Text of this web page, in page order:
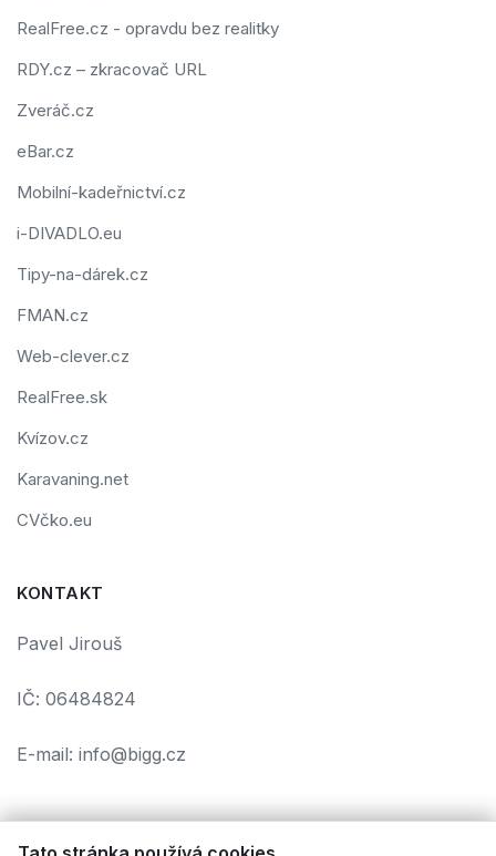
RealFree.cz - opravdu bez realitky
RDY.cz – zkracovač URL
Zveráč.cz
eBar.cz
Mobilní-kadeřnictví.cz
i-DIVADLO.eu
Tipy-na-dárek.cz
FMAN.cz
Web-clever.cz
RealFree.sk
Kvízov.cz
Karavaning.net
CVčko.eu
KONTAKT
Pavel Jirouš
IČ: 06484824
E-mail: info@bigg.cz